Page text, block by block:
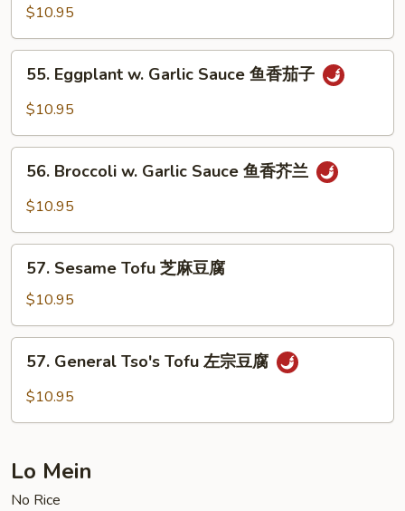
豆
肉)
Cake
Szechuan
Style
without
Meat
婆
(无
肉)
$10.95
Eggplant
Sauce
子
55. Eggplant w. Garlic Sauce 鱼香茄子
$10.95
Broccoli
Sauce
兰
56. Broccoli w. Garlic Sauce 鱼香芥兰
$10.95
Sesame
Tofu
芝
麻
57. Sesame Tofu 芝麻豆腐
$10.95
General
Tso's
豆
腐
57. General Tso's Tofu 左宗豆腐
$10.95
Lo Mein
No Rice